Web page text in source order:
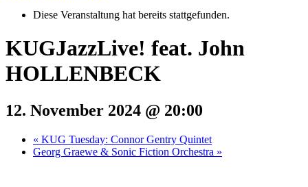
Diese Veranstaltung hat bereits stattgefunden.
KUGJazzLive! feat. John
HOLLENBECK
12. November 2024 @ 20:00
« KUG Tuesday: Connor Gentry Quintet
Georg Graewe & Sonic Fiction Orchestra »